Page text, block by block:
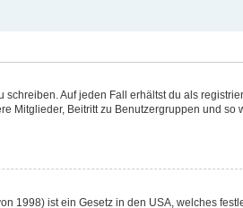
Auf jeden Fall erhältst du als
Mitglieder, Beitritt zu Benutzergruppen und so
1998) ist ein Gesetz in den USA, welches